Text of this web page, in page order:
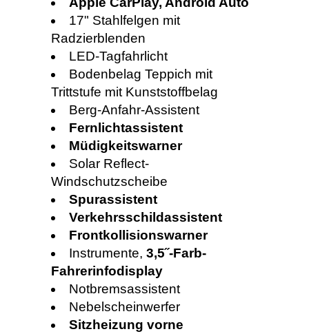
17" Stahlfelgen mit
Radzierblenden
LED-Tagfahrlicht
Bodenbelag Teppich mit
Trittstufe mit Kunststoffbelag
Berg-Anfahr-Assistent
Fernlichtassistent
Müdigkeitswarner
Solar Reflect-
Windschutzscheibe
Spurassistent
Verkehrsschildassistent
Frontkollisionswarner
Instrumente,3,5˝-Farb-
Fahrerinfodisplay
Notbremsassistent
Nebelscheinwerfer
Sitzheizung vorne